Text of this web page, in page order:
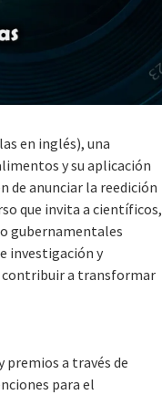
en inglés), una
y su aplicación
de anunciar la reedición
que invita a científicos,
gubernamentales
investigación y
contribuir a transformar
premios a través de
para el